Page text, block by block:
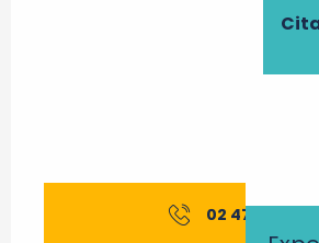
02 47 27 56